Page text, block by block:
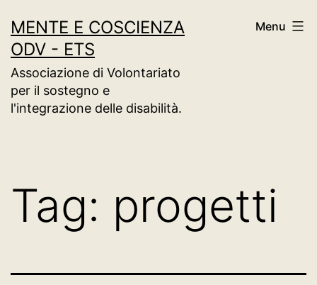
contenuto
MENTE E COSCIENZA
ODV - ETS
Associazione di Volontariato
per il sostegno e
l'integrazione delle disabilità.
Menu
Tag: progetti